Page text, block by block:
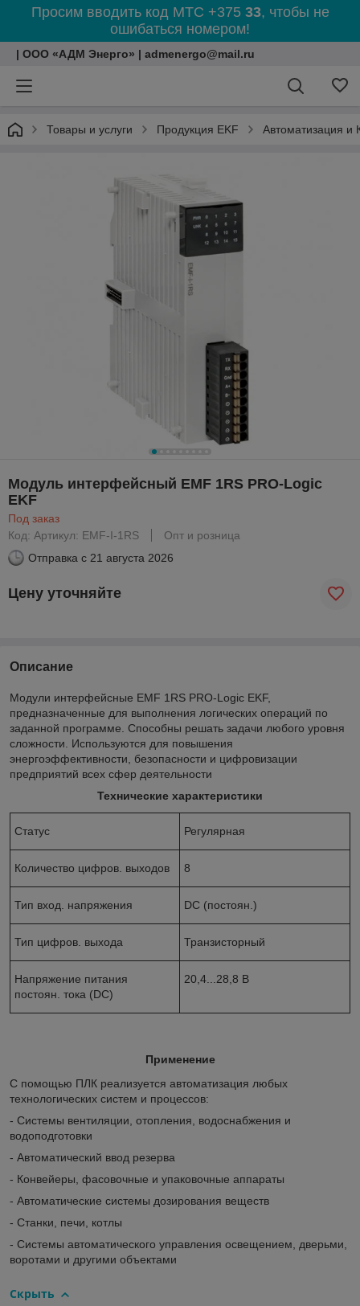
Просим вводить код МТС +375 33, чтобы не
ошибаться номером!
| ООО «АДМ Энерго» | admenergo@mail.ru
Товары и услуги Продукция EKF Автоматизация и
Модуль интерфейсный EMF 1RS PRO-Logic
EKF
Под заказ
Код: Артикул: EMF-I-1RS
Опт и розница
Отправка с 21 августа 2026
Цену уточняйте
Описание
Модули интерфейсные EMF 1RS PRO-Logic EKF,
предназначенные для выполнения логических операций по
заданной программе. Способны решать задачи любого уровня
сложности. Используются для повышения
энергоэффективности, безопасности и цифровизации
предприятий всех сфер деятельности
Технические характеристики
Статус Регулярная
Количество цифров. выходов 8
Тип вход. напряжения DC (постоян.)
Тип цифров. выхода Транзисторный
Напряжение питания
постоян. тока (DC)
20,4...28,8 В
Применение
С помощью ПЛК реализуется автоматизация любых
технологических систем и процессов:
- Системы вентиляции, отопления, водоснабжения и
водоподготовки
- Автоматический ввод резерва
- Конвейеры, фасовочные и упаковочные аппараты
- Автоматические системы дозирования веществ
- Станки, печи, котлы
- Системы автоматического управления освещением, дверьми,
воротами и другими объектами
Скрыть